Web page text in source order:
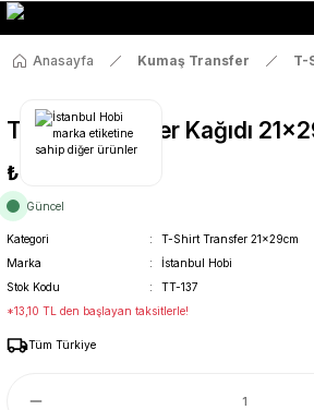
Size Özel "HG10" Koduyla Sepette Hemen
Anasayfa Kumaş Transfer T-
T-Shirt Transfer Kağıdı
₺69
Güncel
Kategori
T-Shirt Transfer 21x29cm
Marka
İstanbul Hobi
Stok Kodu
TT-137
*13,10 TL den başlayan taksitlerle!
Tüm Türkiye